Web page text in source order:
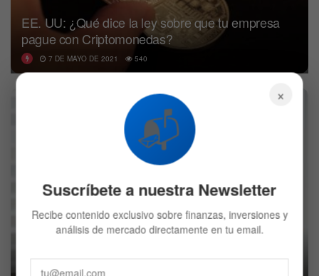
EE. UU: ¿Qué dice la ley sobre que tu empresa
pague con Criptomonedas?
7 DE MAYO DE 2021 540
discriminación salarial en Coinbase
×
📬
Suscríbete a nuestra Newsletter
Recibe contenido exclusivo sobre finanzas, inversiones y
análisis de mercado directamente en tu email.